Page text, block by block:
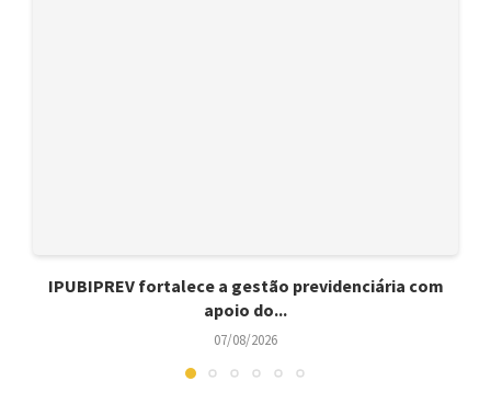
IPUBIPREV fortalece a gestão previdenciária com
apoio do...
07/08/2026